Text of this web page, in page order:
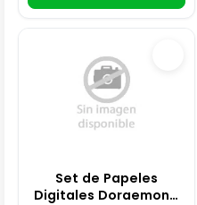
Set de Papeles
Digitales Doraemon -